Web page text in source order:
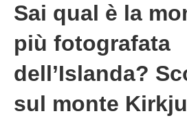
Sai qual è la
più fotografata
dell’Islanda?
sul monte